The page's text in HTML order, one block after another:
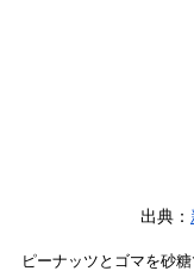
出典：
ピーナッツとゴマを砂